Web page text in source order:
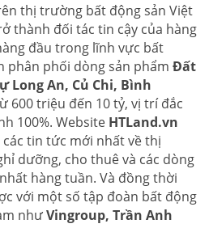
thị trường bất động sản Việt
thành đối tác tin cậy của hàng
đầu trong lĩnh vực bất
phân phối dòng sản phẩm Đất
Long An, Củ Chi, Bình
600 triệu đến 10 tỷ, vị trí đắc
100%. Website HTLand.vn
tin tức mới nhất về thị
dưỡng, cho thuê và các dòng
hàng tuần. Và đồng thời
với một số tập đoàn bất động
nhưVingroup, Trần Anh